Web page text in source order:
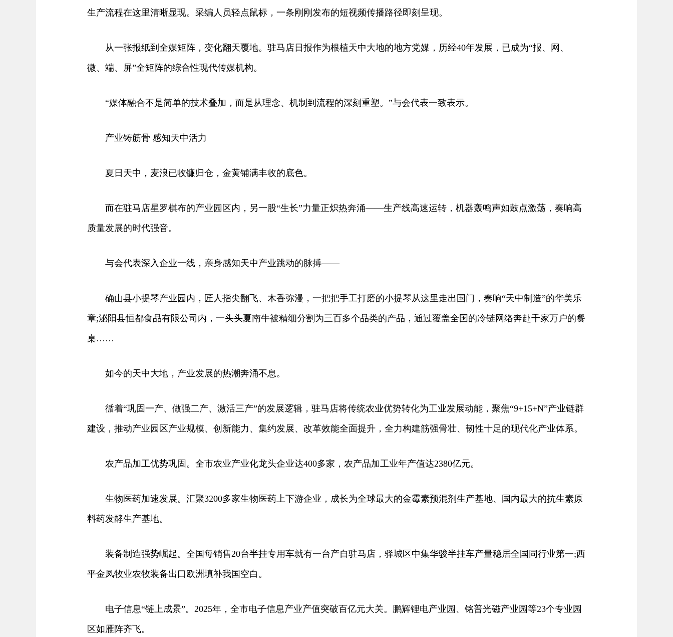
生产流程在这里清晰显现。采编人员轻点鼠标，一条刚刚发布的短视频传播路径即刻呈现。
从一张报纸到全媒矩阵，变化翻天覆地。驻马店日报作为根植天中大地的地方党媒，历经40年发展，已成为“报、网、
微、端、屏”全矩阵的综合性现代传媒机构。
“媒体融合不是简单的技术叠加，而是从理念、机制到流程的深刻重塑。”与会代表一致表示。
产业铸筋骨 感知天中活力
夏日天中，麦浪已收镰归仓，金黄铺满丰收的底色。
而在驻马店星罗棋布的产业园区内，另一股“生长”力量正炽热奔涌——生产线高速运转，机器轰鸣声如鼓点激荡，奏响高
质量发展的时代强音。
与会代表深入企业一线，亲身感知天中产业跳动的脉搏——
确山县小提琴产业园内，匠人指尖翻飞、木香弥漫，一把把手工打磨的小提琴从这里走出国门，奏响“天中制造”的华美乐
章;泌阳县恒都食品有限公司内，一头头夏南牛被精细分割为三百多个品类的产品，通过覆盖全国的冷链网络奔赴千家万户的餐
桌……
如今的天中大地，产业发展的热潮奔涌不息。
循着“巩固一产、做强二产、激活三产”的发展逻辑，驻马店将传统农业优势转化为工业发展动能，聚焦“9+15+N”产业链群
建设，推动产业园区产业规模、创新能力、集约发展、改革效能全面提升，全力构建筋强骨壮、韧性十足的现代化产业体系。
农产品加工优势巩固。全市农业产业化龙头企业达400多家，农产品加工业年产值达2380亿元。
生物医药加速发展。汇聚3200多家生物医药上下游企业，成长为全球最大的金霉素预混剂生产基地、国内最大的抗生素原
料药发酵生产基地。
装备制造强势崛起。全国每销售20台半挂专用车就有一台产自驻马店，驿城区中集华骏半挂车产量稳居全国同行业第一;西
平金凤牧业农牧装备出口欧洲填补我国空白。
电子信息“链上成景”。2025年，全市电子信息产业产值突破百亿元大关。鹏辉锂电产业园、铭普光磁产业园等23个专业园
区如雁阵齐飞。